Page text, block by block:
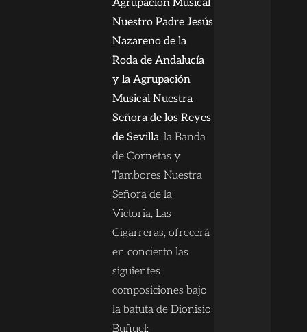
Agrupación Musical
Nuestro Padre Jesús
Nazareno de la
Roda de Andalucía
y la Agrupación
Musical Nuestra
Señora de los Reyes
de Sevilla, la Banda
de Cornetas y
Tambores Nuestra
Señora de la
Victoria, Las
Cigarreras, ofrecerá
en concierto las
siguientes
composiciones bajo
la batuta de Dionisio
Buñuel: